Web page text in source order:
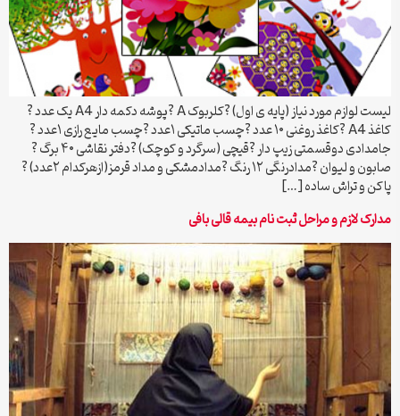
لیست لوازم مورد نیاز (پایه ی اول) ?کلربوک A ?پوشه دکمه دار A4 یک عدد ?
کاغذ A4 ?کاغذ روغنی ۱۰ عدد ?چسب ماتیکی ۱عدد ?چسب مایع رازی ۱عدد ?
جامدادی دوقسمتی زیپ دار ?قیچی (سرگرد و کوچک) ?دفتر نقاشی ۴۰ برگ ?
صابون و لیوان ?مدادرنگی ۱۲ رنگ ?مدادمشکی و مداد قرمز(ازهرکدام ۲عدد) ?
پاکن و تراش ساده […]
مدارک لازم و مراحل ثبت نام بیمه قالی بافی